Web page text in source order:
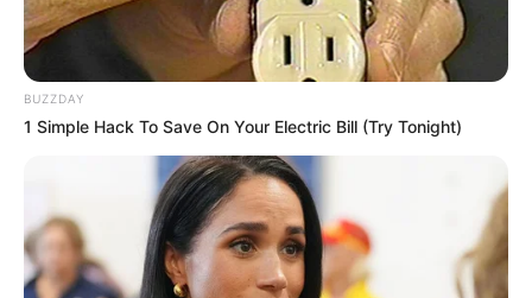
BUZZDAY
1 Simple Hack To Save On Your Electric Bill (Try Tonight)